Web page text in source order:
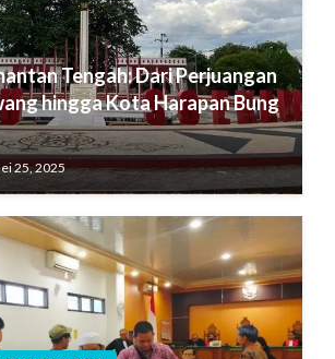
Tengah: Dari Perjuangan
hingga Kota Harapan Bung
25, 2025